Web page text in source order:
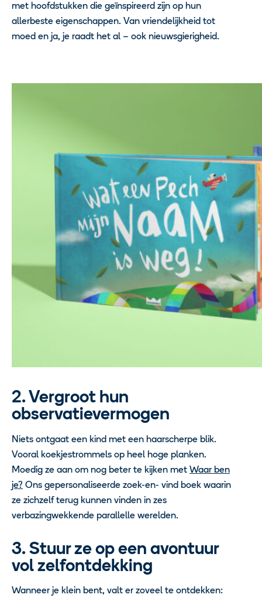
met hoofdstukken die geïnspireerd zijn op hun
allerbeste eigenschappen. Van vriendelijkheid tot
moed en ja, je raadt het al – ook nieuwsgierigheid.
2. Vergroot hun
observatievermogen
Niets ontgaat een kind met een haarscherpe blik.
Vooral koekjestrommels op heel hoge planken.
Moedig ze aan om nog beter te kijken met Waar ben
je? Ons gepersonaliseerde zoek-en- vind boek waarin
ze zichzelf terug kunnen vinden in zes
verbazingwekkende parallelle werelden.
3. Stuur ze op een avontuur
vol zelfontdekking
Wanneer je klein bent, valt er zoveel te ontdekken: